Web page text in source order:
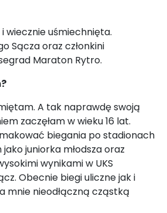
wiecznie uśmiechnięta.
Sącza oraz członkini
Maraton Rytro.
A tak naprawdę swoją
zaczęłam w wieku 16 lat.
biegania po stadionach
juniorka młodsza oraz
wynikami w UKS
Obecnie biegi uliczne jak i
mnie nieodłączną cząstką